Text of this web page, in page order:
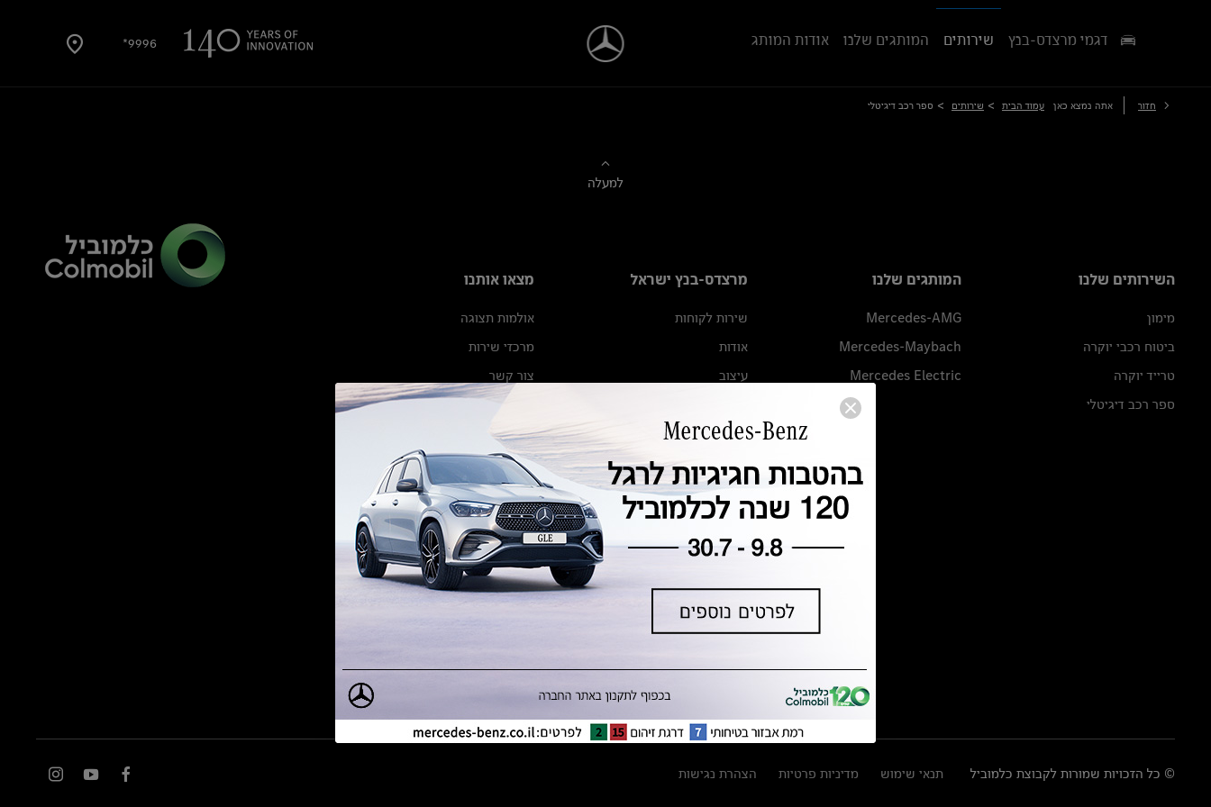
9996* דגמי מרצדס-בנץ שירותים המותגים שלנו אודות המותג
חזור אתה נמצא כאן עמוד הבית > שירותים > ספר רכב דיגיטלי
למעלה
השירותים שלנו
מימון
ביטוח רכבי יוקרה
טרייד יוקרה
ספר רכב דיגיטלי
המותגים שלנו
Mercedes-AMG
Mercedes-Maybach
Mercedes Electric
מרצדס-בנץ ישראל
שירות לקוחות
אודות
עיצוב
מגזין מרצדס-בנץ
ספרי רכב מרצדס-בנץ
נתוני זיהום אוויר וצריכת דלק וחשמל
נתוני תווית צמיגים
מחירון חלפים
הודעה על הטבות לרכבי מרצדס בהסדר
מצאו אותנו
אולמות תצוגה
מרכזי שירות
צור קשר
© כל הזכויות שמורות לקבוצת כלמוביל תנאי שימוש מדיניות פרטיות הצהרת נגישות